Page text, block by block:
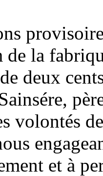
la
deux
volontés
et à